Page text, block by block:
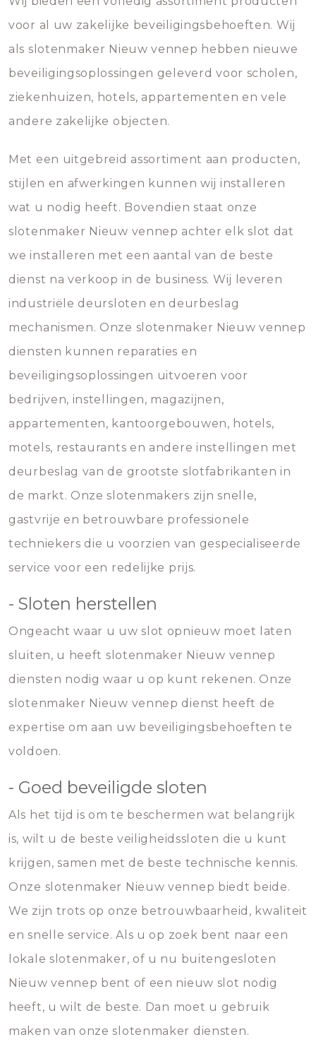
voor al uw zakelijke beveiligingsbehoeften. Wij
als slotenmaker Nieuw vennep hebben nieuwe
beveiligingsoplossingen geleverd voor scholen,
ziekenhuizen, hotels, appartementen en vele
andere zakelijke objecten.
Met een uitgebreid assortiment aan producten,
stijlen en afwerkingen kunnen wij installeren
wat u nodig heeft. Bovendien staat onze
slotenmaker Nieuw vennep achter elk slot dat
we installeren met een aantal van de beste
dienst na verkoop in de business. Wij leveren
industriële deursloten en deurbeslag
mechanismen. Onze slotenmaker Nieuw vennep
diensten kunnen reparaties en
beveiligingsoplossingen uitvoeren voor
bedrijven, instellingen, magazijnen,
appartementen, kantoorgebouwen, hotels,
motels, restaurants en andere instellingen met
deurbeslag van de grootste slotfabrikanten in
de markt. Onze slotenmakers zijn snelle,
gastvrije en betrouwbare professionele
techniekers die u voorzien van gespecialiseerde
service voor een redelijke prijs.
- Sloten herstellen
Ongeacht waar u uw slot opnieuw moet laten
sluiten, u heeft slotenmaker Nieuw vennep
diensten nodig waar u op kunt rekenen. Onze
slotenmaker Nieuw vennep dienst heeft de
expertise om aan uw beveiligingsbehoeften te
voldoen.
- Goed beveiligde sloten
Als het tijd is om te beschermen wat belangrijk
is, wilt u de beste veiligheidssloten die u kunt
krijgen, samen met de beste technische kennis.
Onze slotenmaker Nieuw vennep biedt beide.
We zijn trots op onze betrouwbaarheid, kwaliteit
en snelle service. Als u op zoek bent naar een
lokale slotenmaker, of u nu buitengesloten
Nieuw vennep bent of een nieuw slot nodig
heeft, u wilt de beste. Dan moet u gebruik
maken van onze slotenmaker diensten.